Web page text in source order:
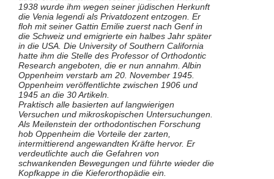
1938 wurde ihm wegen seiner jüdischen Herkunft
die Venia legendi als Privatdozent entzogen. Er
floh mit seiner Gattin Emilie zuerst nach Genf in
die Schweiz und emigrierte ein halbes Jahr später
in die USA. Die University of Southern California
hatte ihm die Stelle des Professor of Orthodontic
Research angeboten, die er nun annahm. Albin
Oppenheim verstarb am 20. November 1945.
Oppenheim veröffentlichte zwischen 1906 und
1945 an die 30 Artikeln.
Praktisch alle basierten auf langwierigen
Versuchen und mikroskopischen Untersuchungen.
Als Meilenstein der orthodontischen Forschung
hob Oppenheim die Vorteile der zarten,
intermittierend angewandten Kräfte hervor. Er
verdeutlichte auch die Gefahren von
schwankenden Bewegungen und führte wieder die
Kopfkappe in die Kieferorthopädie ein.